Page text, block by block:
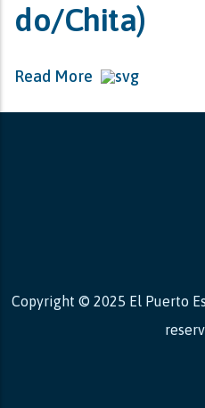
do/Chita)
Read More
Copyright © 2025 El Puerto